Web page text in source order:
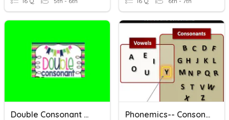
Double Consonant Words Phonemics-- Consonants Sounds